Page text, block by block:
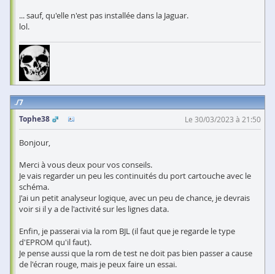
... sauf, qu'elle n'est pas installée dans la Jaguar.
lol.
7
Tophe38
Le 30/03/2023 à 21:50
Bonjour,
Merci à vous deux pour vos conseils.
Je vais regarder un peu les continuités du port cartouche avec le
schéma.
J'ai un petit analyseur logique, avec un peu de chance, je devrais
voir si il y a de l'activité sur les lignes data.
Enfin, je passerai via la rom BJL (il faut que je regarde le type
d'EPROM qu'il faut).
Je pense aussi que la rom de test ne doit pas bien passer a cause
de l'écran rouge, mais je peux faire un essai.